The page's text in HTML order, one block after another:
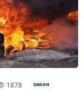
1878
закон